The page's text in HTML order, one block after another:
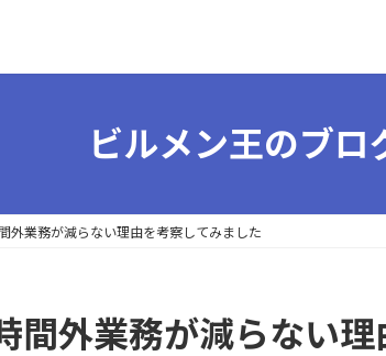
ビルメン王のブロ
外業務が減らない理由を考察してみました
間外業務が減らない